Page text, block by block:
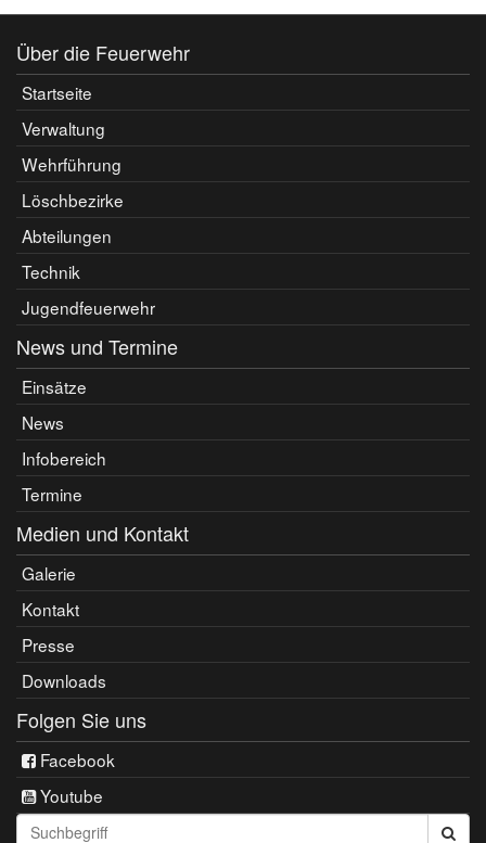
Über die Feuerwehr
Startseite
Verwaltung
Wehrführung
Löschbezirke
Abteilungen
Technik
Jugendfeuerwehr
News und Termine
Einsätze
News
Infobereich
Termine
Medien und Kontakt
Galerie
Kontakt
Presse
Downloads
Folgen Sie uns
Facebook
Youtube
Seite